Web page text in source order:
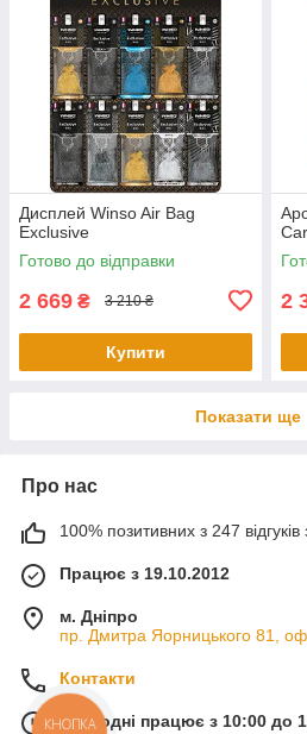
Дисплей Winso Air Bag
Exclusive
Готово до відправки
2 669 ₴ 3 210 ₴
Купити
2
Показати ще
Про нас
100% позитивних з 247 відгуків
Працює з 19.10.2012
м. Дніпро
пр. Дмитра Яорницького 81,
Контакти
Сьогодні працює з 10:00 до
КНОПКА